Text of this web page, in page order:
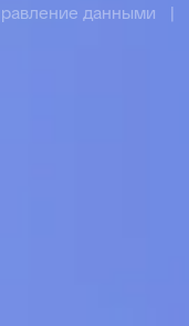
данными